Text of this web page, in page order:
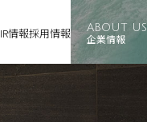
IR情報採用情報 ABOUT US
企業情報